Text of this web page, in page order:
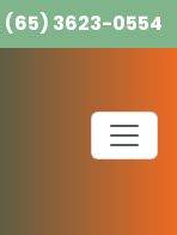
(65) 3623-0554